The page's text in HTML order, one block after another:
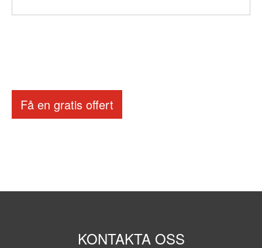
Få en gratis offert
KONTAKTA OSS